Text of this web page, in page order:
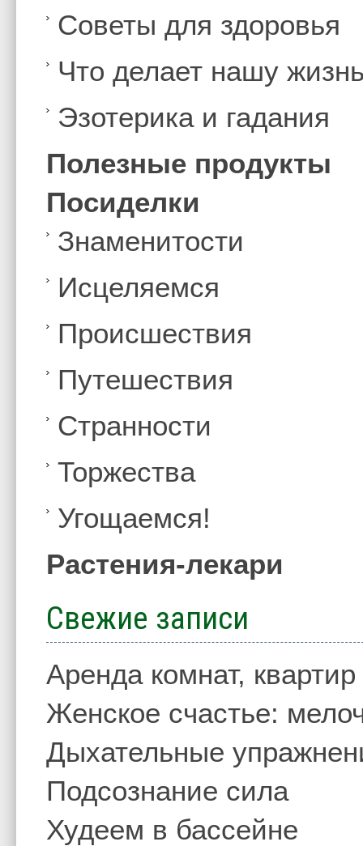
Советы для здоровья
Что делает нашу
Эзотерика и гадания
Полезные продукты
Посиделки
Знаменитости
Иcцеляемся
Происшествия
Путешествия
Странности
Торжества
Угощаемся!
Растения-лекари
Свежие записи
Аренда комнат,
Женское счастье:
Дыхательные
Подсознание сила
Худеем в бассейне